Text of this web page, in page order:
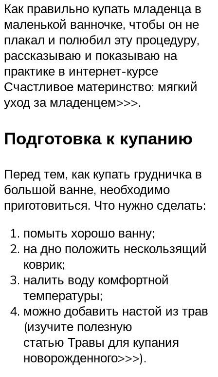
Как правильно купать младенца в
маленькой ванночке, чтобы он не
плакал и полюбил эту процедуру,
рассказываю и показываю на
практике в интернет-курсе
Счастливое материнство: мягкий
уход за младенцем>>>.
Подготовка к купанию
Перед тем, как купать грудничка в
большой ванне, необходимо
приготовиться. Что нужно сделать:
помыть хорошо ванну;
на дно положить нескользящий
коврик;
налить воду комфортной
температуры;
можно добавить настой из трав
(изучите полезную
статью Травы для купания
новорожденного>>>).